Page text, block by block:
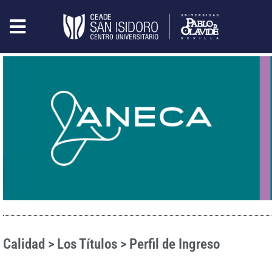
Calidad > Los Títulos > Perfil de Ingreso